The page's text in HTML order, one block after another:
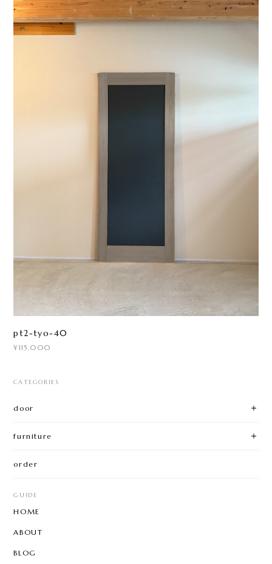
pt2-tyo-40
¥115,000
CATEGORIES
door
furniture
order
GUIDE
HOME
ABOUT
BLOG